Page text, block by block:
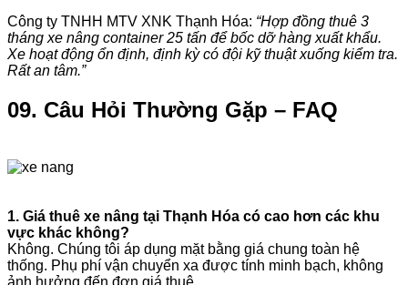
Công ty TNHH MTV XNK Thạnh Hóa: “Hợp đồng thuê 3
tháng xe nâng container 25 tấn để bốc dỡ hàng xuất khẩu.
Xe hoạt động ổn định, định kỳ có đội kỹ thuật xuống kiểm tra.
Rất an tâm.”
09. Câu Hỏi Thường Gặp – FAQ
1. Giá thuê xe nâng tại Thạnh Hóa có cao hơn các khu
vực khác không?
Không. Chúng tôi áp dụng mặt bằng giá chung toàn hệ
thống. Phụ phí vận chuyển xa được tính minh bạch, không